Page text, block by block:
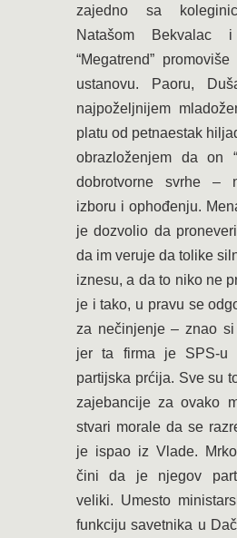
zajedno sa
Natašom Bekvalac
“Megatrend”
ustanovu. Paoru,
najpoželjnijem
platu od petnaestak
obrazloženjem da on
dobrotvorne svrhe –
izboru i ophođenju.
je dozvolio da
da im veruje da tolike
iznesu, a da to niko ne
je i tako, u pravu se
za nečinjenje – znao
jer ta firma je SPS-u
partijska prćija. Sve su
zajebancije za ovako
stvari morale da se
je ispao iz Vlade.
čini da je njegov
veliki. Umesto
funkciju savetnika u